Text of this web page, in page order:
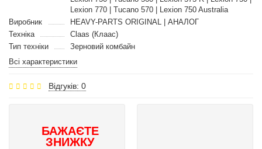
Lexion 770 | Tucano 570 | Lexion 750 Australia
Виробник
HEAVY-PARTS ORIGINAL | АНАЛОГ
Техніка
Claas (Клаас)
Тип техніки
Зерновий комбайн
Всі характеристики
Відгуків: 0
БАЖАЄТЕ
ЗНИЖКУ